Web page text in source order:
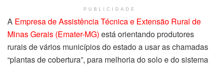
PUBLICIDADE
A Empresa de Assistência Técnica e Extensão Rural de
Minas Gerais (Emater-MG) está orientando produtores
rurais de vários municípios do estado a usar as chamadas
“plantas de cobertura”, para melhoria do solo e do sistema